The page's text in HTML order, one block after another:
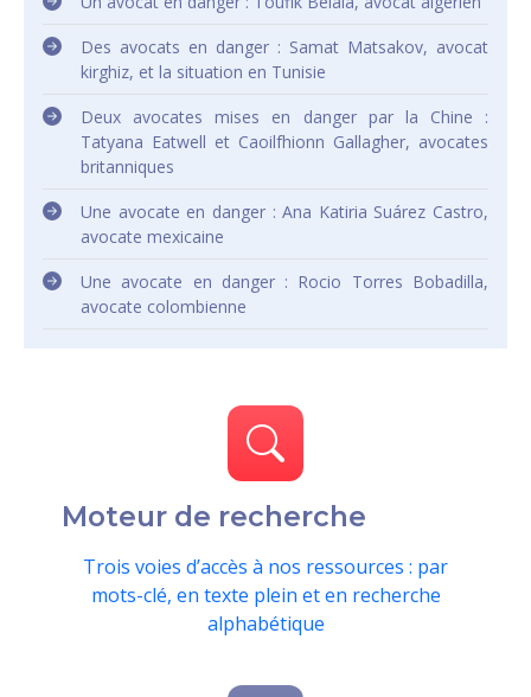
Des avocats en danger : Samat Matsakov, avocat
kirghiz, et la situation en Tunisie
Deux avocates mises en danger par la Chine :
Tatyana Eatwell et Caoilfhionn Gallagher, avocates
britanniques
Une avocate en danger : Ana Katiria Suárez Castro,
avocate mexicaine
Une avocate en danger : Rocio Torres Bobadilla,
avocate colombienne
Moteur de recherche
Trois voies d’accès à nos ressources : par
mots-clé, en texte plein et en recherche
alphabétique